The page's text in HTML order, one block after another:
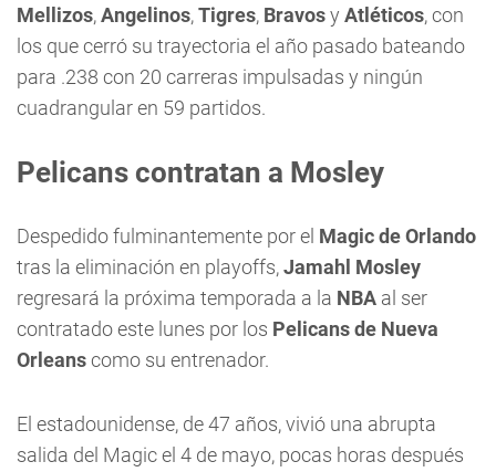
Mellizos,Angelinos,Tigres, Bravosy Atléticos, con
los que cerró su trayectoria el año pasado bateando
para .238 con 20 carreras impulsadas y ningún
cuadrangular en 59 partidos.
Pelicans contratan a Mosley
Despedido fulminantemente por el Magic de Orlando
tras la eliminación en playoffs,Jamahl Mosley
regresará la próxima temporada a la NBA al ser
contratado este lunes por los Pelicans de Nueva
Orleanscomo su entrenador.
El estadounidense, de 47 años, vivió una abrupta
salida del Magic el 4 de mayo, pocas horas después